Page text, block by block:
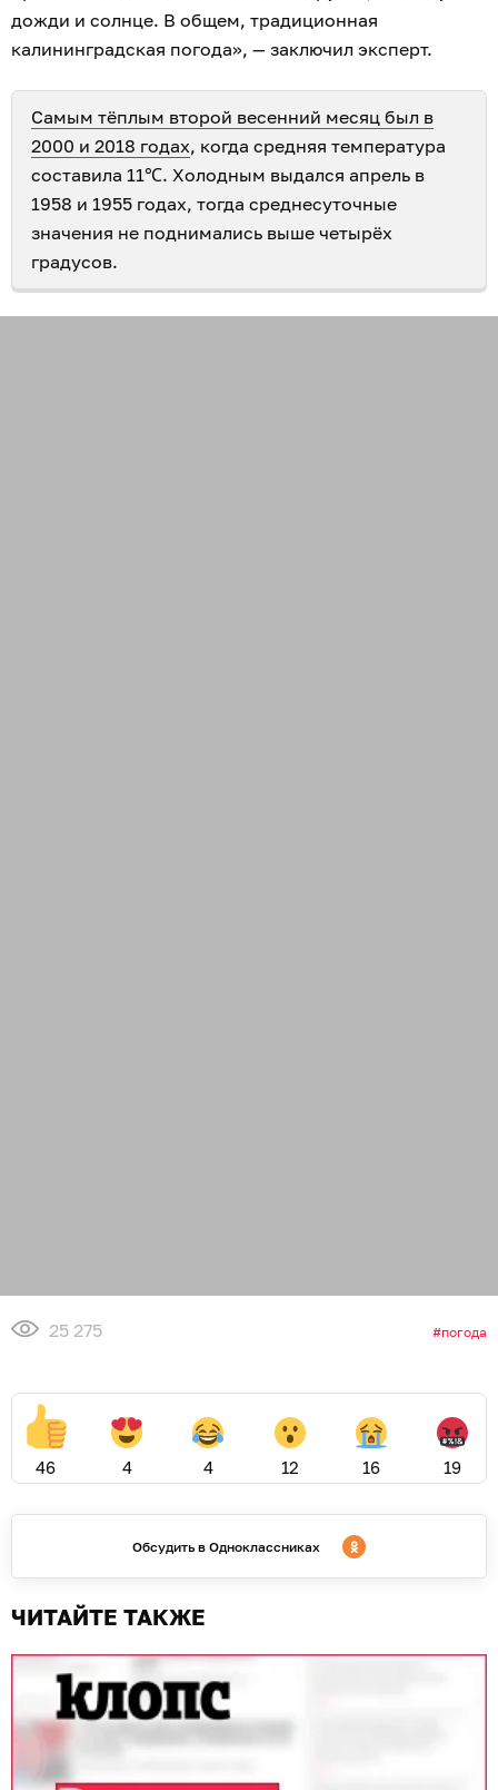
дожди и солнце. В общем, традиционная
калининградская погода», — заключил эксперт.
Самым тёплым второй весенний месяц был в
2000 и 2018 годах, когда средняя температура
составила 11℃. Холодным выдался апрель в
1958 и 1955 годах, тогда среднесуточные
значения не поднимались выше четырёх
градусов.
25 275 погода
46 4 4 12 16 19
Обсудить в Одноклассниках
ЧИТАЙТЕ ТАКЖЕ